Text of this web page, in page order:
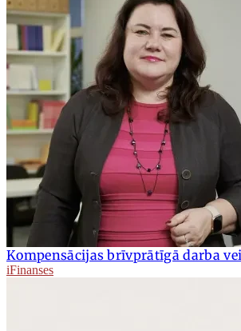
Kompensācijas brīvprātīgā darba
iFinanses